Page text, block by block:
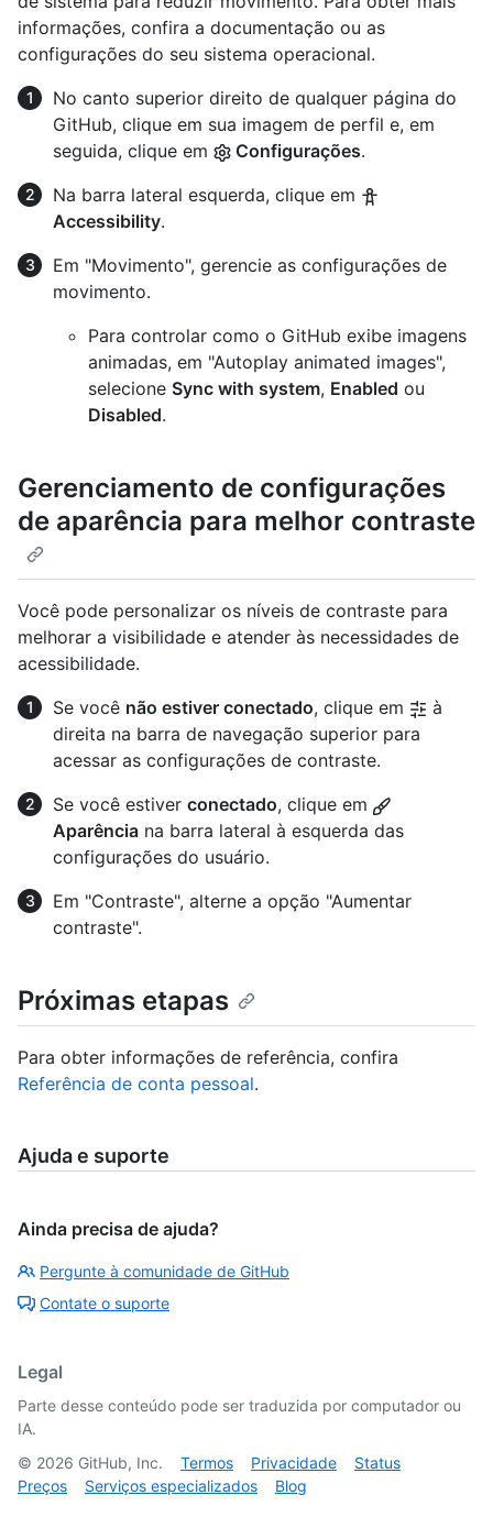
informações, confira a documentação ou as
configurações do seu sistema operacional.
No canto superior direito de qualquer página do
GitHub, clique em sua imagem de perfil e, em
seguida, clique em
Configurações.
Na barra lateral esquerda, clique em
Accessibility.
Em "Movimento", gerencie as configurações de
movimento.
Para controlar como o GitHub exibe imagens
animadas, em "Autoplay animated images",
selecione Sync with system, Enabled ou
Disabled.
Gerenciamento de configurações
de aparência para melhor contraste
Você pode personalizar os níveis de contraste para
melhorar a visibilidade e atender às necessidades de
acessibilidade.
Se você não estiver conectado, clique em
à
direita na barra de navegação superior para
acessar as configurações de contraste.
Se você estiver conectado, clique em
Aparência na barra lateral à esquerda das
configurações do usuário.
Em "Contraste", alterne a opção "Aumentar
contraste".
Próximas etapas
Para obter informações de referência, confira
Referência de conta pessoal.
Ajuda e suporte
Ainda precisa de ajuda?
Pergunte à comunidade de GitHub
Contate o suporte
Legal
Parte desse conteúdo pode ser traduzida por computador ou
IA.
© 2026 GitHub, Inc. Termos Privacidade
Status
Preços
Serviços especializados Blog